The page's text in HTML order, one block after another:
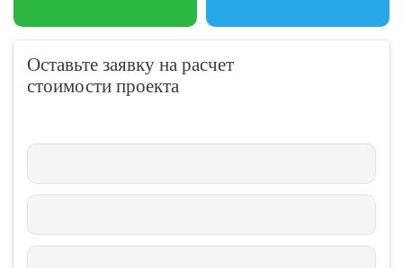
Оставьте заявку на расчет
стоимости проекта